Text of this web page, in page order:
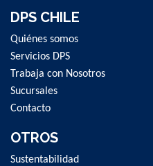
DPS CHILE
Quiénes somos
Servicios DPS
Trabaja con Nosotros
Sucursales
Contacto
OTROS
Sustentabilidad